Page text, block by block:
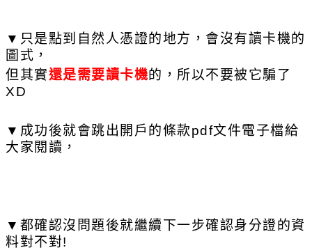
▼只是點到自然人憑證的地方，會沒有讀卡機的
圖式，
但其實還是需要讀卡機的，所以不要被它騙了
XD
▼成功後就會跳出開戶的條款pdf文件電子檔給
大家閱讀，
▼都確認沒問題後就繼續下一步確認身分證的資
料對不對!